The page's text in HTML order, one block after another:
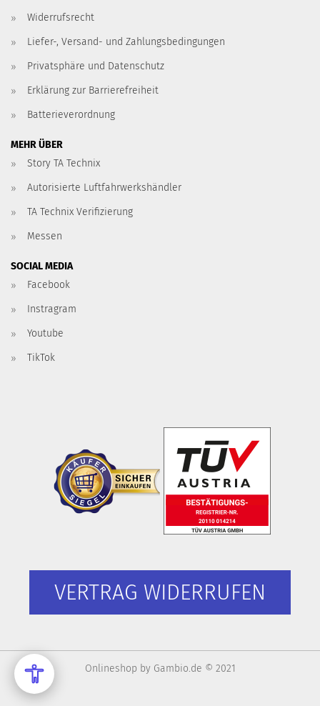
Widerrufsrecht
Liefer-, Versand- und Zahlungsbedingungen
Privatsphäre und Datenschutz
Erklärung zur Barrierefreiheit
Batterieverordnung
MEHR ÜBER
Story TA Technix
Autorisierte Luftfahrwerkshändler
TA Technix Verifizierung
Messen
SOCIAL MEDIA
Facebook
Instragram
Youtube
TikTok
VERTRAG WIDERRUFEN
Onlineshop by Gambio.de © 2021